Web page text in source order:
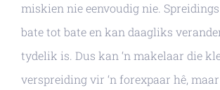
miskien nie eenvoudig nie.
bate tot bate en kan daagliks
tydelik is. Dus kan ‘n makelaar die
verspreiding vir ‘n forexpaar hê,